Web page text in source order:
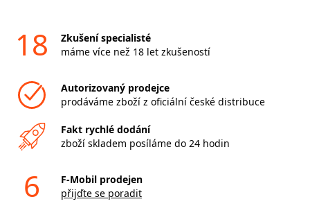
18
Zkušení specialisté
máme více než 18 let zkušeností
Autorizovaný prodejce
prodáváme zboží z oficiální české distribuce
Fakt rychlé dodání
zboží skladem posíláme do 24 hodin
6
F-Mobil prodejen
přijďte se poradit